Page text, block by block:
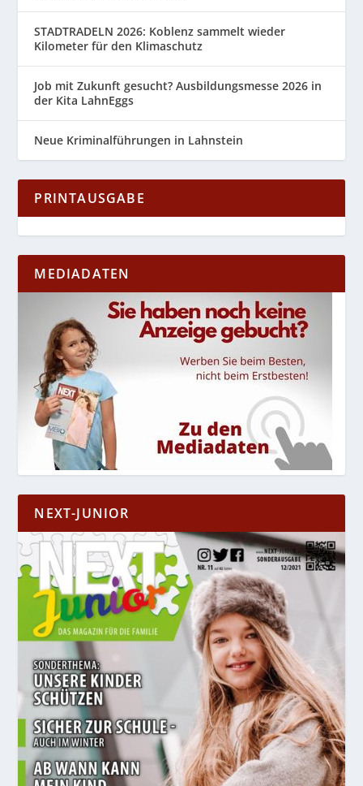
STADTRADELN 2026: Koblenz sammelt wieder
Kilometer für den Klimaschutz
Job mit Zukunft gesucht? Ausbildungsmesse 2026 in
der Kita LahnEggs
Neue Kriminalführungen in Lahnstein
PRINTAUSGABE
MEDIADATEN
NEXT-JUNIOR